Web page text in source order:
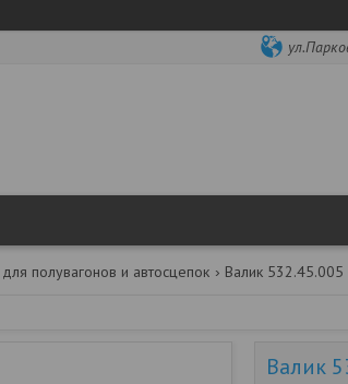
для полувагонов и автосцепок Валик 532.45.005
Валик